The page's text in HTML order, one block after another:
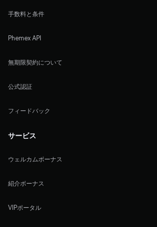
手数料と条件
Phemex API
無期限契約について
公式認証
フィードバック
サービス
ウェルカムボーナス
紹介ボーナス
VIPポータル